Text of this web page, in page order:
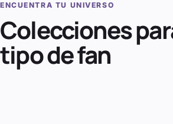
ENCUENTRA TU UNIVERSO
Colecciones
tipo de fan
Anime